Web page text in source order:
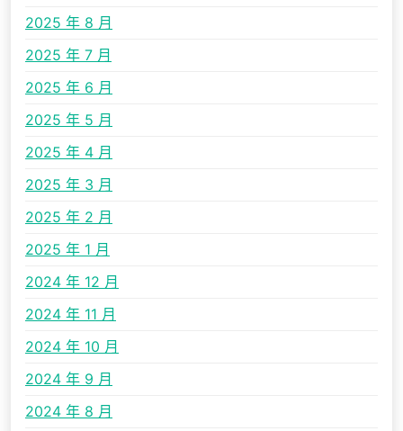
2025 年 8 月
2025 年 7 月
2025 年 6 月
2025 年 5 月
2025 年 4 月
2025 年 3 月
2025 年 2 月
2025 年 1 月
2024 年 12 月
2024 年 11 月
2024 年 10 月
2024 年 9 月
2024 年 8 月